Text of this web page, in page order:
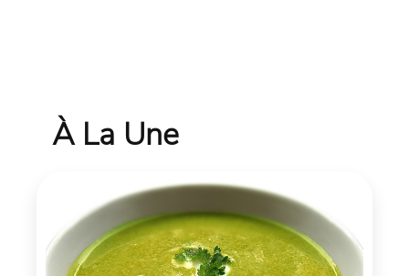
À La Une